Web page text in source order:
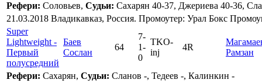
Рефери: Соловьев, Судьи: Сахарян 40-37, Джериева 40-36,
21.03.2018 Владикавказ, Россия. Промоутер: Урал Бокс
Super
Lightweight -
Первый
полусредний
Баев
Сослан
64
7-
1-
0
TKO-
inj
4R
Рамзан
Рефери: Сахарян, Судьи: Сланов -, Тедеев -, Калинкин -